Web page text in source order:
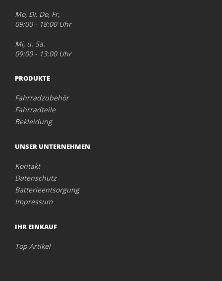
Mo, Di, Do, Fr,
09:00 - 18:00 Uhr
Mi, u. Sa.
09:00 - 13:00 Uhr
PRODUKTE
Fahrradzubehör
Fahrradteile
Bekleidung
UNSER UNTERNEHMEN
Kontakt
Datenschutz
Batterieentsorgung
Impressum
IHR EINKAUF
Top Artikel